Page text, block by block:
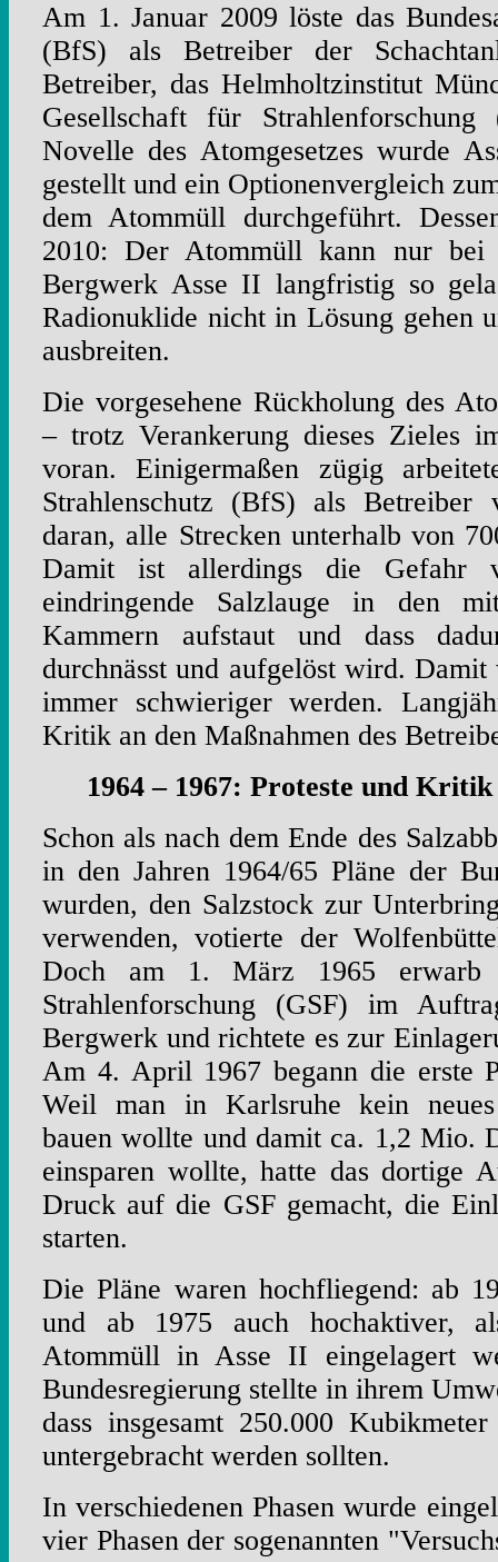
Am 1. Januar 2009 löste das
(BfS) als Betreiber der
Betreiber, das Helmholtzinstitut
Gesellschaft für
Novelle des Atomgesetzes wurde
gestellt und ein Optionenvergleich
dem Atommüll durchgeführt.
2010: Der Atommüll kann nur bei
Bergwerk Asse II langfristig so
Radionuklide nicht in Lösung gehen
ausbreiten.
Die vorgesehene Rückholung des
– trotz Verankerung dieses Zieles
voran. Einigermaßen zügig
Strahlenschutz (BfS) als
daran, alle Strecken unterhalb von
Damit ist allerdings die Gefahr
eindringende Salzlauge in den
Kammern aufstaut und dass
durchnässt und aufgelöst wird.
immer schwieriger werden.
Kritik an den Maßnahmen des
1964 – 1967: Proteste und
Schon als nach dem Ende des
in den Jahren 1964/65 Pläne der
wurden, den Salzstock zur
verwenden, votierte der
Doch am 1. März 1965 erwarb
Strahlenforschung (GSF) im
Bergwerk und richtete es zur
Am 4. April 1967 begann die erste
Weil man in Karlsruhe kein
bauen wollte und damit ca. 1,2 Mio.
einsparen wollte, hatte das dortige
Druck auf die GSF gemacht, die
starten.
Die Pläne waren hochfliegend: ab
und ab 1975 auch hochaktiver,
Atommüll in Asse II eingelagert
Bundesregierung stellte in ihrem
dass insgesamt 250.000
untergebracht werden sollten.
In verschiedenen Phasen wurde
vier Phasen der sogenannten